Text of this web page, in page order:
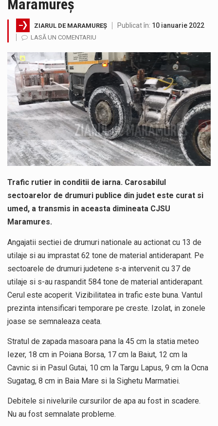
COD GALBEN. Interval de valabilitate: 07 august, ora 12.00 – 07 august, ora 23.00 / Fenomene vizate: instabilitate atmosferică, intensificări…
Proiectul de lege privind Strategia națională pentru conservarea biodiversității a fost din nou dezbătut ieri și în final adoptat de…
Pe scurt. Statuia lui PINTEA VITEAZU din fața Jandarmeriei Maramures a ajuns să fie zilele acestea mărul discordiei între administrații.…
Noile statii de călători, achizitionate la preț de garsonieră per bucată, dezamăgesc total cetățenii care folosesc mijloacele de transport în…
Maramureș
ZIARUL DE MARAMUREȘ Publicat în: 10 ianuarie 2022
LASĂ UN COMENTARIU
Trafic rutier in conditii de iarna. Carosabilul
sectoarelor de drumuri publice din judet este curat si
umed, a transmis in aceasta dimineata CJSU
Maramures.
Angajatii sectiei de drumuri nationale au actionat cu 13 de
utilaje si au imprastat 62 tone de material antiderapant. Pe
sectoarele de drumuri judetene s-a intervenit cu 37 de
utilaje si s-au raspandit 584 tone de material antiderapant.
Cerul este acoperit. Vizibilitatea in trafic este buna. Vantul
prezinta intensificari temporare pe creste. Izolat, in zonele
joase se semnaleaza ceata.
Stratul de zapada masoara pana la 45 cm la statia meteo
Iezer, 18 cm in Poiana Borsa, 17 cm la Baiut, 12 cm la
Cavnic si in Pasul Gutai, 10 cm la Targu Lapus, 9 cm la Ocna
Sugatag, 8 cm in Baia Mare si la Sighetu Marmatiei.
Debitele si nivelurile cursurilor de apa au fost in scadere.
Nu au fost semnalate probleme.